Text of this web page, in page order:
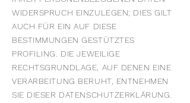
WIDERSPRUCH EINZULEGEN; DIES GILT
AUCH FÜR EIN AUF DIESE
BESTIMMUNGEN GESTÜTZTES
PROFILING. DIE JEWEILIGE
RECHTSGRUNDLAGE, AUF DENEN EINE
VERARBEITUNG BERUHT, ENTNEHMEN
SIE DIESER DATENSCHUTZERKLÄRUNG.